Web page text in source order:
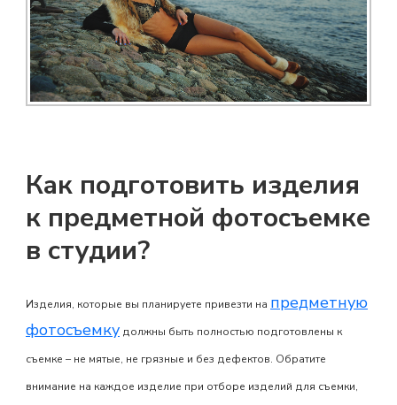
Как подготовить изделия
к предметной фотосъемке
в студии?
Изделия, которые вы планируете привезти на предметную
фотосъемку должны быть полностью подготовлены к
съемке – не мятые, не грязные и без дефектов. Обратите
внимание на каждое изделие при отборе изделий для съемки,